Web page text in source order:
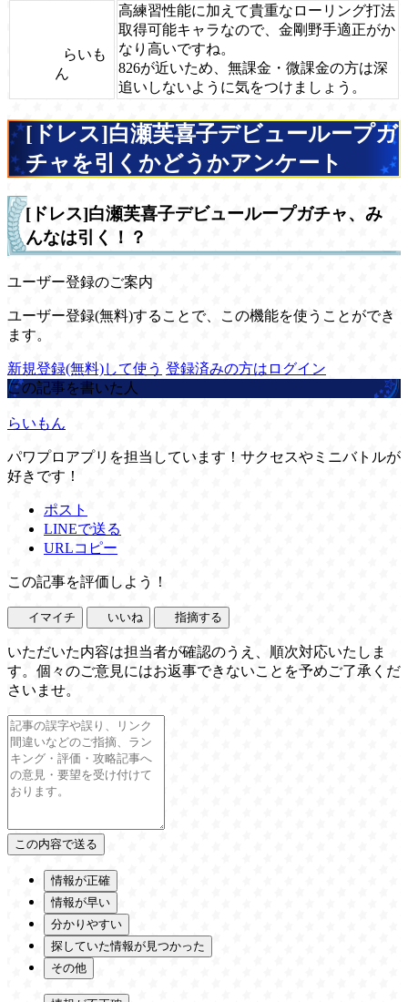
らいも
ん
高練習性能に加えて貴重なローリング打法
取得可能キャラなので、金剛野手適正がか
なり高いですね。
826が近いため、無課金・微課金の方は深
追いしないように気をつけましょう。
[ドレス]白瀬芙喜子デビューループガ
チャを引くかどうかアンケート
[ドレス]白瀬芙喜子デビューループガチャ、み
んなは引く！？
ユーザー登録のご案内
ユーザー登録(無料)することで、この機能を使うことができ
ます。
新規登録(無料)して使う 登録済みの方はログイン
この記事を書いた人
らいもん
パワプロアプリを担当しています！サクセスやミニバトルが
好きです！
ポスト
LINEで送る
URLコピー
この記事を評価しよう！
イマイチ いいね 指摘する
いただいた内容は担当者が確認のうえ、順次対応いたしま
す。個々のご意見にはお返事できないことを予めご了承くだ
さいませ。
情報が正確
情報が早い
分かりやすい
探していた情報が見つかった
その他